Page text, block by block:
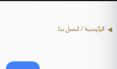
الرئيسية/ اتصل بنا